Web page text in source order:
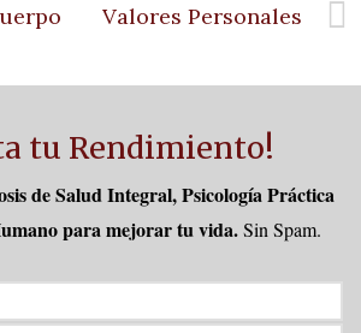
Valores Personales
tu Rendimiento!
de Salud Integral, Psicología Práctica
para mejorar tu vida. Sin Spam.